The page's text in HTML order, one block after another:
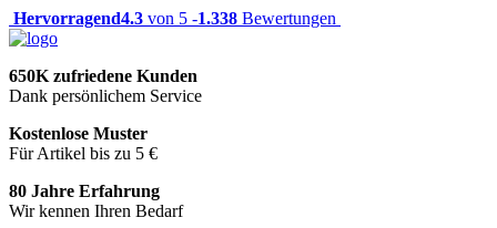
Hervorragend4.3 von 5 -1.338 Bewertungen
650K zufriedene Kunden
Dank persönlichem Service
Kostenlose Muster
Für Artikel bis zu 5 €
80 Jahre Erfahrung
Wir kennen Ihren Bedarf